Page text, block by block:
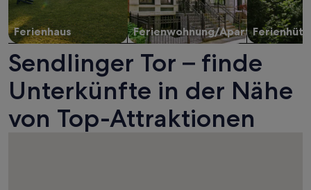
Ferienhaus Ferienwohnung/Apartment
Sendlinger Tor – finde
Unterkünfte in der Nähe
von Top-Attraktionen